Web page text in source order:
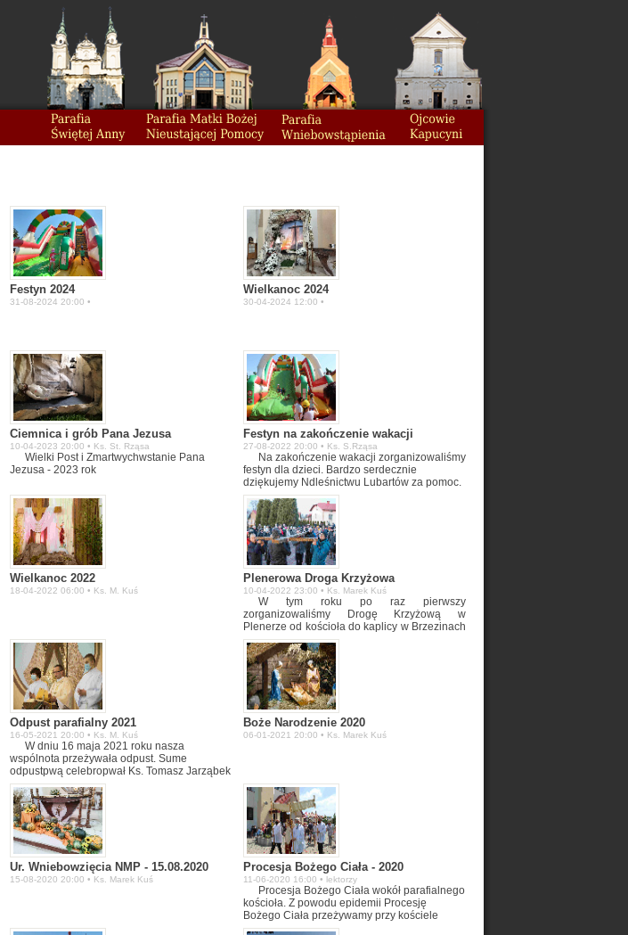
Festyn 2024
31-08-2024 20:00 •
Wielkanoc 2024
30-04-2024 12:00 •
Ciemnica i grób Pana Jezusa
10-04-2023 20:00 • Ks. St. Rząsa
Wielki Post i Zmartwychwstanie Pana
Jezusa - 2023 rok
Festyn na zakończenie wakacji
27-08-2022 20:00 • Ks. S.Rząsa
Na zakończenie wakacji zorganizowaliśmy
festyn dla dzieci. Bardzo serdecznie
dziękujemy Ndleśnictwu Lubartów za pomoc.
Wielkanoc 2022
18-04-2022 06:00 • Ks. M. Kuś
Plenerowa Droga Krzyżowa
10-04-2022 23:00 • Ks. Marek Kuś
W tym roku po raz pierwszy
zorganizowaliśmy Drogę Krzyżową w
Plenerze od kościoła do kaplicy w Brzezinach
i powrót do kościoła. Trasa liczyła ponad 10
km. Drogę Krzyżową prowadził Ks. dr
Jarosław Orkiszewski, Ekonom naszej
Archidiecezji.
Odpust parafialny 2021
16-05-2021 20:00 • Ks. M. Kuś
W dniu 16 maja 2021 roku nasza
wspólnota przeżywała odpust. Sume
odpustpwą celebropwał Ks. Tomasz Jarząbek
Boże Narodzenie 2020
06-01-2021 20:00 • Ks. Marek Kuś
Ur. Wniebowzięcia NMP - 15.08.2020
15-08-2020 20:00 • Ks. Marek Kuś
Procesja Bożego Ciała - 2020
11-06-2020 16:00 • lektorzy
Procesja Bożego Ciała wokół parafialnego
kościoła. Z powodu epidemii Procesję
Bożego Ciała przeżywamy przy kościele
parafialnym.